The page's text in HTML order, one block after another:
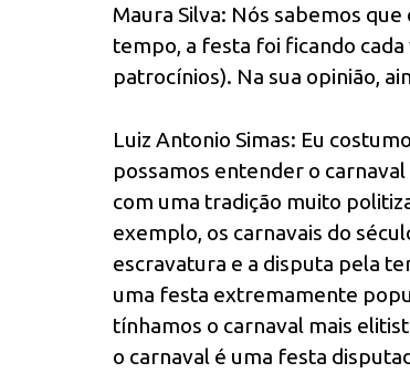
Maura Silva: Nós sabemos
tempo, a festa foi ficando
patrocínios). Na sua opinião,
Luiz Antonio Simas: Eu
possamos entender o
com uma tradição muito
exemplo, os carnavais do
escravatura e a disputa pela
uma festa extremamente
tínhamos o carnaval mais
o carnaval é uma festa